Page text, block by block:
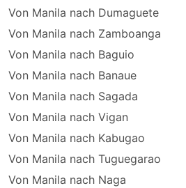
Von Manila nach Dumaguete
Von Manila nach Zamboanga
Von Manila nach Baguio
Von Manila nach Banaue
Von Manila nach Sagada
Von Manila nach Vigan
Von Manila nach Kabugao
Von Manila nach Tuguegarao
Von Manila nach Naga